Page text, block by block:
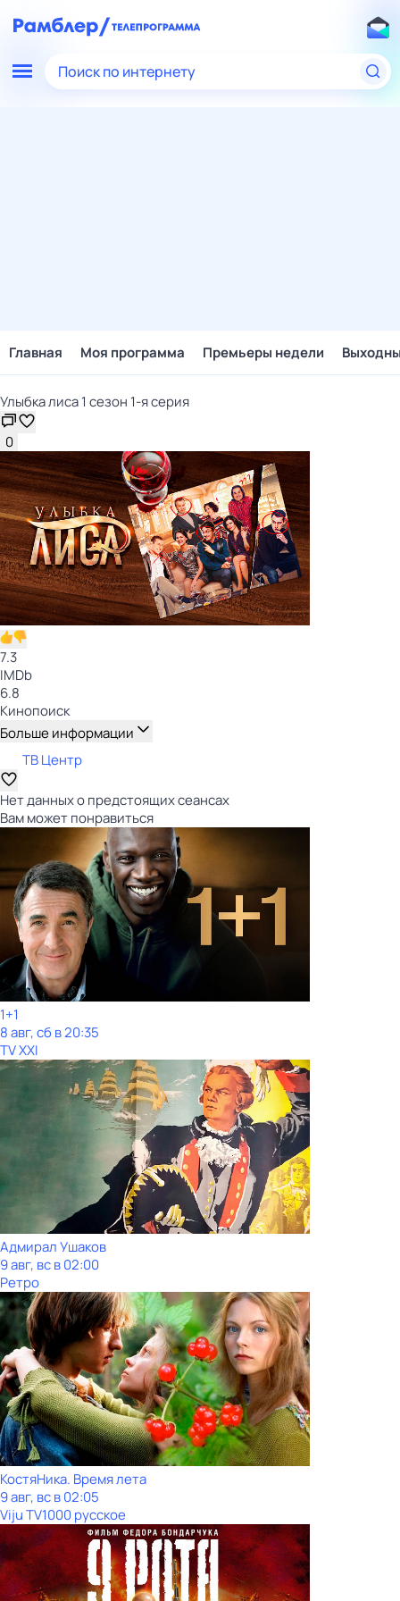
Поиск по интернету
Главная Моя программа Премьеры недели
Улыбка лиса 1 сезон 1-я серия
0
7.3
IMDb
6.8
Кинопоиск
Больше информации
ТВ Центр
Нет данных о предстоящих сеансах
Вам может понравиться
1+1
8 авг, сб в 20:35
TV XXI
Адмирал Ушаков
9 авг, вс в 02:00
Ретро
КостяНика. Время лета
9 авг, вс в 02:05
Viju TV1000 русское